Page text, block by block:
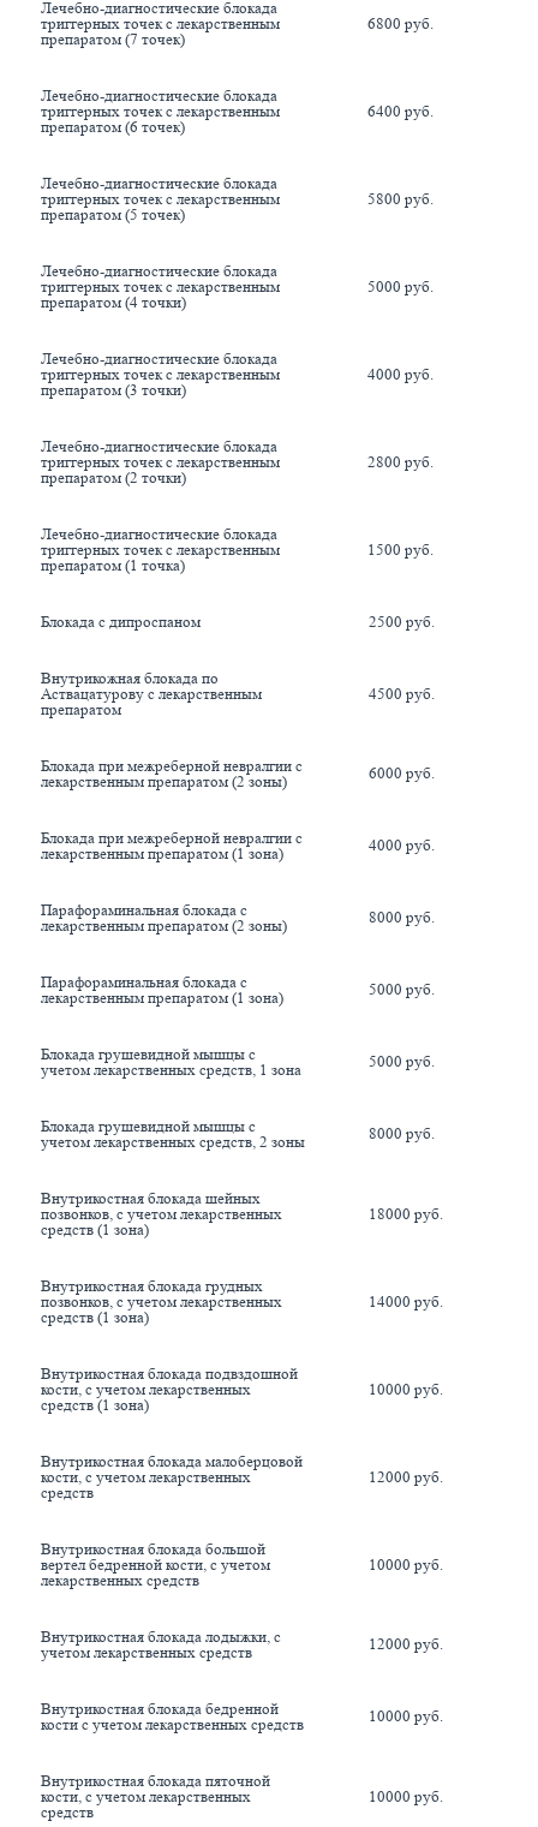
Лечебно-диагностические блокада
триггерных точек с лекарственным
препаратом (7 точек)
6800 руб.
Лечебно-диагностические блокада
триггерных точек с лекарственным
препаратом (6 точек)
6400 руб.
Лечебно-диагностические блокада
триггерных точек с лекарственным
препаратом (5 точек)
5800 руб.
Лечебно-диагностические блокада
триггерных точек с лекарственным
препаратом (4 точки)
5000 руб.
Лечебно-диагностические блокада
триггерных точек с лекарственным
препаратом (3 точки)
4000 руб.
Лечебно-диагностические блокада
триггерных точек с лекарственным
препаратом (2 точки)
2800 руб.
Лечебно-диагностические блокада
триггерных точек с лекарственным
препаратом (1 точка)
1500 руб.
Блокада с дипроспаном 2500 руб.
Внутрикожная блокада по
Аствацатурову с лекарственным
препаратом
4500 руб.
Блокада при межреберной невралгии с
лекарственным препаратом (2 зоны)
6000 руб.
Блокада при межреберной невралгии с
лекарственным препаратом (1 зона)
4000 руб.
Парафораминальная блокада с
лекарственным препаратом (2 зоны)
8000 руб.
Парафораминальная блокада с
лекарственным препаратом (1 зона)
5000 руб.
Блокада грушевидной мышцы с
учетом лекарственных средств, 1 зона
5000 руб.
Блокада грушевидной мышцы с
учетом лекарственных средств, 2 зоны
8000 руб.
Внутрикостная блокада шейных
позвонков, с учетом лекарственных
средств (1 зона)
18000 руб.
Внутрикостная блокада грудных
позвонков, с учетом лекарственных
средств (1 зона)
14000 руб.
Внутрикостная блокада подвздошной
кости, с учетом лекарственных
средств (1 зона)
10000 руб.
Внутрикостная блокада малоберцовой
кости, с учетом лекарственных
средств
12000 руб.
Внутрикостная блокада большой
вертел бедренной кости, с учетом
лекарственных средств
10000 руб.
Внутрикостная блокада лодыжки, с
учетом лекарственных средств
12000 руб.
Внутрикостная блокада бедренной
кости с учетом лекарственных средств
10000 руб.
Внутрикостная блокада пяточной
кости, с учетом лекарственных
средств
10000 руб.